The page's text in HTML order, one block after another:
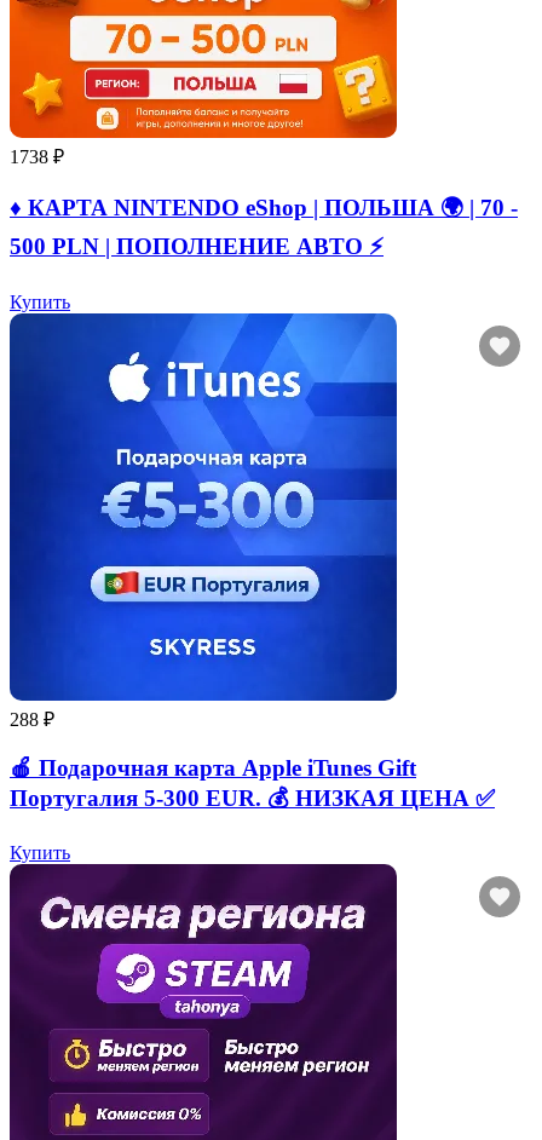
1738 ₽
♦️ КАРТА NINTENDO eShop | ПОЛЬША 🌍 | 70 -
500 PLN | ПОПОЛНЕНИЕ АВТО ⚡
Купить
288 ₽
🍎 Подарочная карта Apple iTunes Gift
Португалия 5-300 EUR. 💰 НИЗКАЯ ЦЕНА ✅
Купить